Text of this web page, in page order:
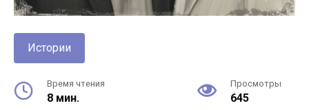
Истории
Время чтения
8 мин.
Просмотры
645